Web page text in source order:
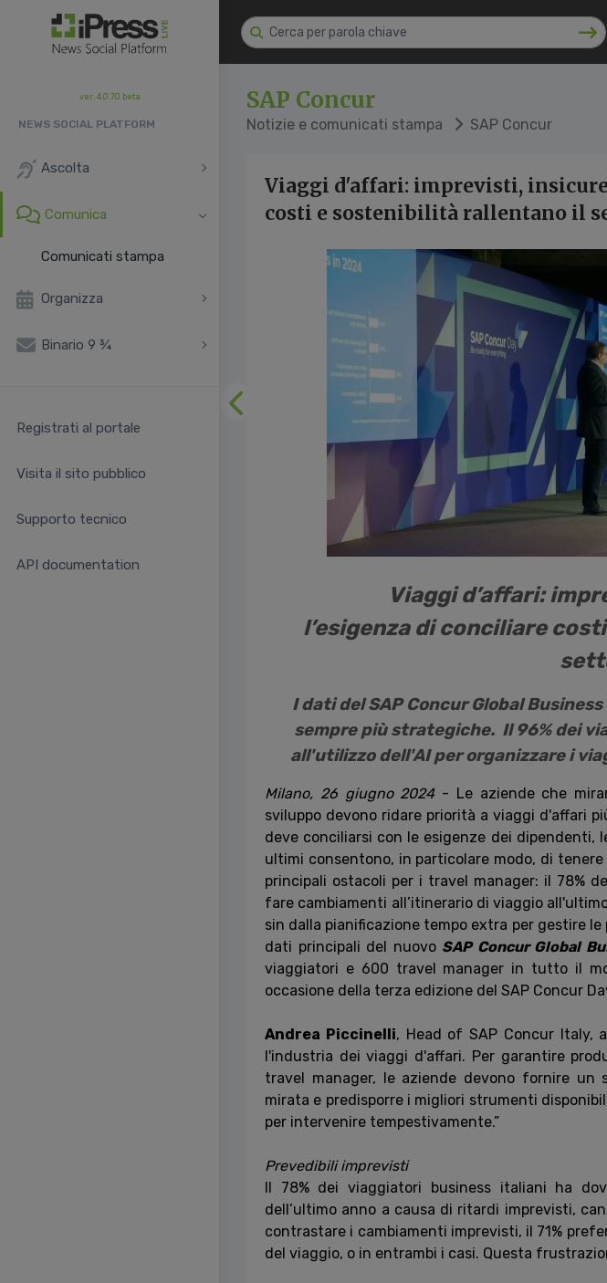
ver. 4.0.70 beta
NEWS SOCIAL PLATFORM
Ascolta
Comunica
Comunicati stampa
Organizza
Binario 9 ¾
Registrati al portale
Visita il sito pubblico
Supporto tecnico
API documentation
SAP Concur
Notizie e comunicati stampa SAP Concur
Viaggi d'affari: imprevisti,
costi e sostenibilità rallentano il
Precedente
Viaggi d’affari:
l’esigenza di conciliare
I dati del SAP Concur Global
sempre più strategiche. Il 96% dei
all'utilizzo dell'AI per organizzare i
Milano, 26 giugno 2024 - Le aziende che
sviluppo devono ridare priorità a viaggi d'affari
deve conciliarsi con le esigenze dei dipendenti,
ultimi consentono, in particolare modo, di
principali ostacoli per i travel manager: il 78%
fare cambiamenti all’itinerario di viaggio
sin dalla pianificazione tempo extra per gestire
dati principali del nuovo SAP Concur Global
viaggiatori e 600 travel manager in tutto il
occasione della terza edizione del SAP Concur
Andrea Piccinelli, Head of SAP Concur Italy,
l'industria dei viaggi d'affari. Per garantire
travel manager, le aziende devono fornire un
mirata e predisporre i migliori strumenti
per intervenire tempestivamente.”
Prevedibili imprevisti
Il 78% dei viaggiatori business italiani ha
dell’ultimo anno a causa di ritardi imprevisti,
contrastare i cambiamenti imprevisti, il 71%
del viaggio, o in entrambi i casi. Questa